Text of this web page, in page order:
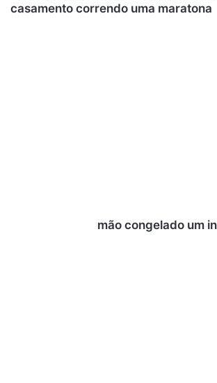
casamento correndo uma maratona
mão congelado um